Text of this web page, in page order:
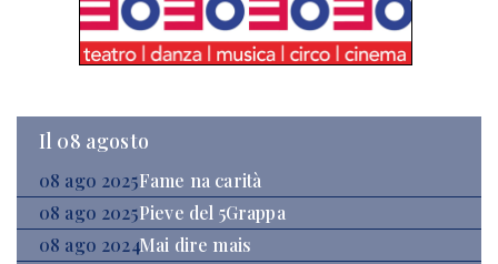
Il 08 agosto
08 ago 2025Fame na carità
08 ago 2025Pieve del 5Grappa
08 ago 2024Mai dire mais